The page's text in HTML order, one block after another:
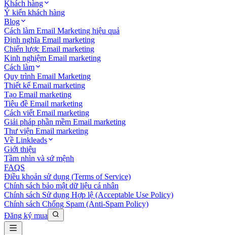
Khách hàng
Ý kiến khách hàng
Blog
Cách làm Email Marketing hiệu quả
Định nghĩa Email marketing
Chiến lược Email marketing
Kinh nghiệm Email marketing
Cách làm
Quy trình Email Marketing
Thiết kế Email marketing
Tạo Email marketing
Tiêu đề Email marketing
Cách viết Email marketing
Giải pháp phần mềm Email marketing
Thư viện Email marketing
Về Linkleads
Giới thiệu
Tầm nhìn và sứ mệnh
FAQS
Điều khoản sử dụng (Terms of Service)
Chính sách bảo mật dữ liệu cá nhân
Chính sách Sử dụng Hợp lệ (Acceptable Use Policy)
Chính sách Chống Spam (Anti-Spam Policy)
Đăng ký mua